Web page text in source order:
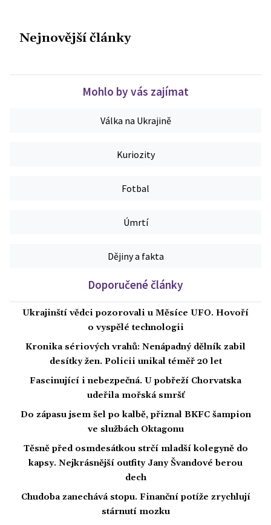
Nejnovější články
Mohlo by vás zajímat
Válka na Ukrajině
Kuriozity
Fotbal
Úmrtí
Dějiny a fakta
Doporučené články
Ukrajinští vědci pozorovali u Měsíce UFO. Hovoří
o vyspělé technologii
Kronika sériových vrahů: Nenápadný dělník zabil
desítky žen. Policii unikal téměř 20 let
Fascinující i nebezpečná. U pobřeží Chorvatska
udeřila mořská smršť
Do zápasu jsem šel po kalbě, přiznal BKFC šampion
ve službách Oktagonu
Těsně před osmdesátkou strčí mladší kolegyně do
kapsy. Nejkrásnější outfity Jany Švandové berou
dech
Chudoba zanechává stopu. Finanční potíže zrychlují
stárnutí mozku